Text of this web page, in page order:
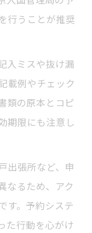
行うことが推奨
入ミスや抜け漏
載例やチェック
類の原本とコピ
期限にも注意し
出張所など、申
なるため、アク
す。予約システ
た行動を心がけ